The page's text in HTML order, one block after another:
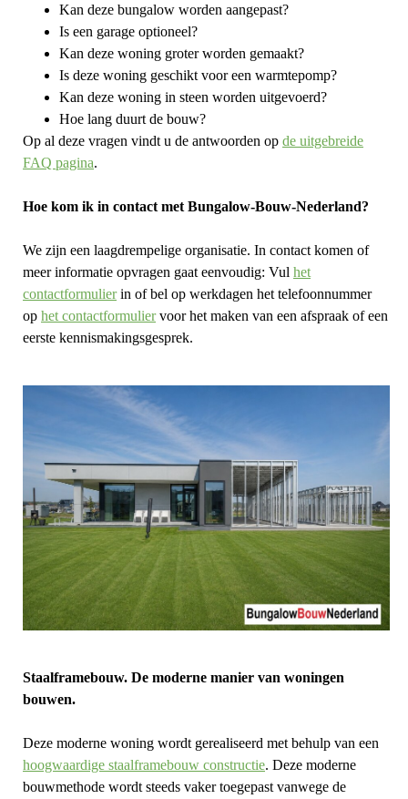
Kan deze bungalow worden aangepast?
Is een garage optioneel?
Kan deze woning groter worden gemaakt?
Is deze woning geschikt voor een warmtepomp?
Kan deze woning in steen worden uitgevoerd?
Hoe lang duurt de bouw?
Op al deze vragen vindt u de antwoorden op de uitgebreide
FAQ pagina.
Hoe kom ik in contact met Bungalow-Bouw-Nederland?
We zijn een laagdrempelige organisatie. In contact komen of
meer informatie opvragen gaat eenvoudig: Vul het
contactformulierin of bel op werkdagen het telefoonnummer
op het contactformuliervoor het maken van een afspraak of een
eerste kennismakingsgesprek.
Staalframebouw. De moderne manier van woningen
bouwen.
Deze moderne woning wordt gerealiseerd met behulp van een
hoogwaardige staalframebouw constructie. Deze moderne
bouwmethode wordt steeds vaker toegepast vanwege de